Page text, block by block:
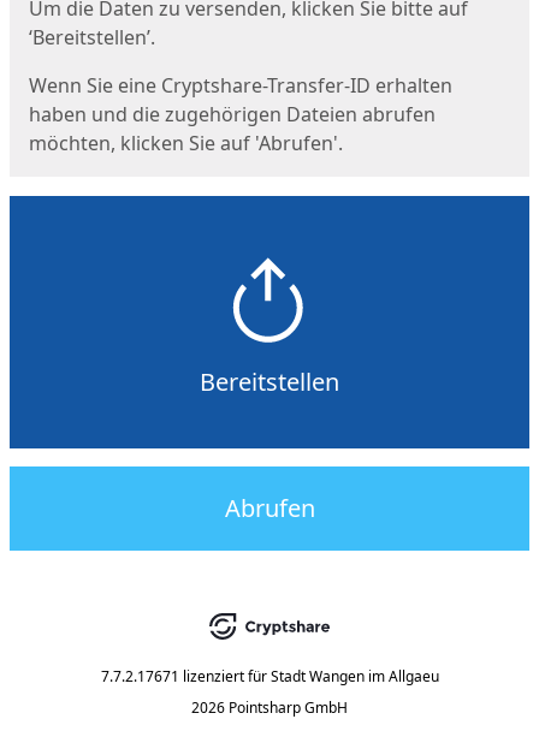
Um die Daten zu versenden, klicken Sie bitte auf
‘Bereitstellen’.
Wenn Sie eine Cryptshare-Transfer-ID erhalten
haben und die zugehörigen Dateien abrufen
möchten, klicken Sie auf 'Abrufen'.
Bereitstellen
Abrufen
7.7.2.17671 lizenziert für Stadt Wangen im Allgaeu
2026 Pointsharp GmbH